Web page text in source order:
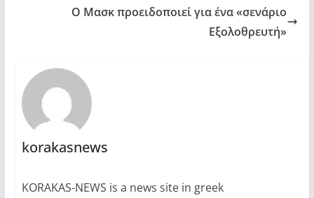
Ο Μασκ προειδοποιεί για ένα «σενάριο
Εξολοθρευτή»
korakasnews
KORAKAS-NEWS is a news site in greek